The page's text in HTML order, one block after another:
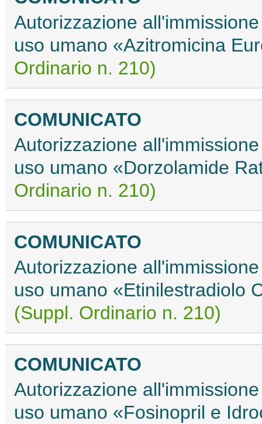
Autorizzazione
uso umano «Azitromicina
Ordinario n. 210)
COMUNICATO
Autorizzazione
uso umano «Dorzolamide
Ordinario n. 210)
COMUNICATO
Autorizzazione
uso umano «Etinilestradiolo
(Suppl. Ordinario n. 210)
COMUNICATO
Autorizzazione
uso umano «Fosinopril e